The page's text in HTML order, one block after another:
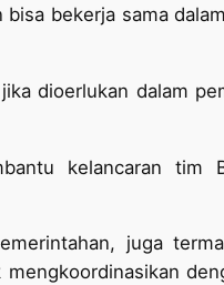
bekerja sama
dioerlukan dalam
kelancaran tim
juga